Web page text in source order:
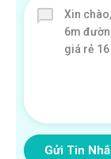
Gửi Tin